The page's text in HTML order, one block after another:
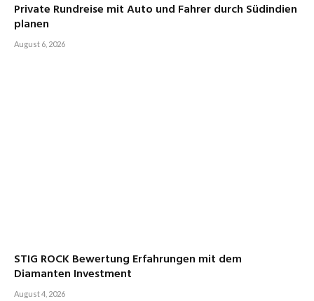
Private Rundreise mit Auto und Fahrer durch Südindien
planen
August 6, 2026
STIG ROCK Bewertung Erfahrungen mit dem
Diamanten Investment
August 4, 2026